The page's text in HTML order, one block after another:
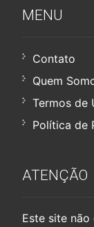
MENU
Contato
Quem
Termos de
Política de
ATENÇÃO
Este site